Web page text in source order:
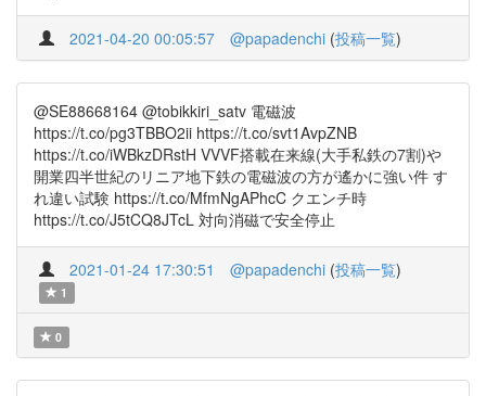
2021-04-20 00:05:57 @papadenchi (投稿一覧)
@SE88668164 @tobikkiri_satv 電磁波
https://t.co/pg3TBBO2ii https://t.co/svt1AvpZNB
https://t.co/iWBkzDRstH VVVF搭載在来線(大手私鉄の7割)や
開業四半世紀のリニア地下鉄の電磁波の方が遙かに強い件 す
れ違い試験 https://t.co/MfmNgAPhcC クエンチ時
https://t.co/J5tCQ8JTcL 対向消磁で安全停止
2021-01-24 17:30:51 @papadenchi (投稿一覧)
1
0